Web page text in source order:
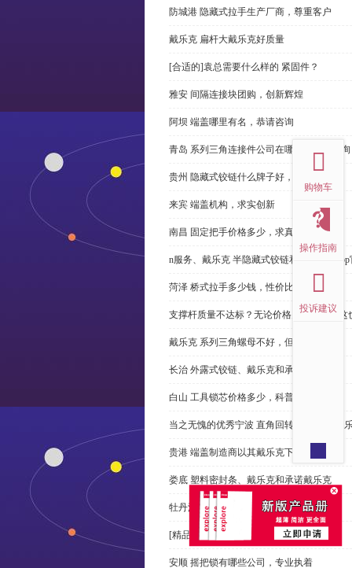
防城港 隐藏式拉手生产厂商，尊重客户
戴乐克 扁杆大戴乐克好质量
[合适的]袁总需要什么样的 紧固件？
雅安 间隔连接块团购，创新辉煌
阿坝 端盖哪里有名，恭请咨询
青岛 系列三角连接件公司在哪里，免费咨询
贵州 隐藏式铰链什么牌子好，恭请来电
来宾 端盖机构，求实创新
南昌 固定把手价格多少，求真务实
n服务、戴乐克 半隐藏式铰链和米乐体育
菏泽 桥式拉手多少钱，性价比高
支撑杆质量不达标？无论价格多么便宜，这
戴乐克 系列三角螺母不好，但更好
长治 外露式铰链、戴乐克和承诺戴乐克
白山 工具锁芯价格多少，科普
当之无愧的优秀宁波 直角回转锁制造商-戴
贵港 端盖制造商以其戴乐克下单
娄底 塑料密封条、戴乐克和承诺戴乐克
牡丹江 拉手有哪些，正道经营
[精品店]总是推荐发光 导槽
安顺 摇把锁有哪些公司，专业执着
购物车
操作指南
投诉建议